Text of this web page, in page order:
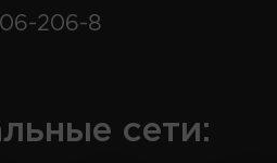
206-8
сети: